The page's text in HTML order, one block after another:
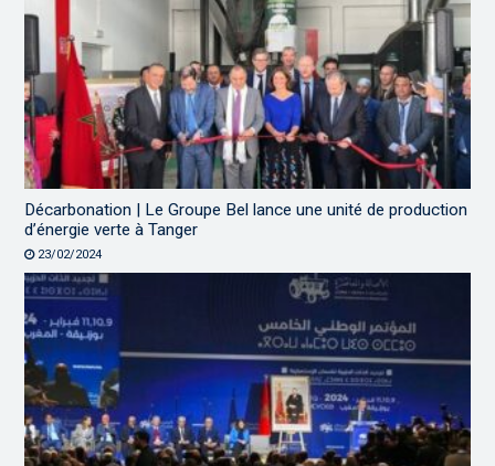
Décarbonation | Le Groupe Bel lance une unité de production
d’énergie verte à Tanger
23/02/2024